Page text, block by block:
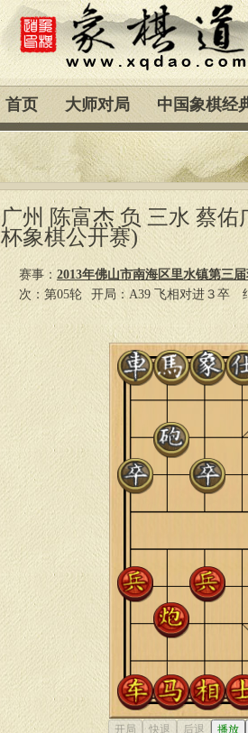
首页 大师对局 中国象棋经
广州 陈富杰 负 三水 蔡
杯象棋公开赛)
赛事： 2013年佛山市南海区里水镇第三
次：第05轮
开局：A39 飞相对进３卒